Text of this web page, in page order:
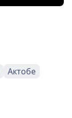
Актобе